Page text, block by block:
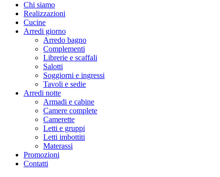
Chi siamo
Realizzazioni
Cucine
Arredi giorno
Arredo bagno
Complementi
Librerie e scaffali
Salotti
Soggiorni e ingressi
Tavoli e sedie
Arredi notte
Armadi e cabine
Camere complete
Camerette
Letti e gruppi
Letti imbottiti
Materassi
Promozioni
Contatti